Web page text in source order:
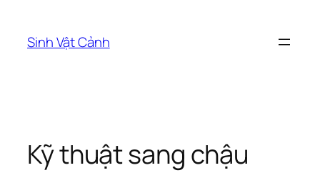
content
Sinh Vật Cảnh
Kỹ thuật sang chậu